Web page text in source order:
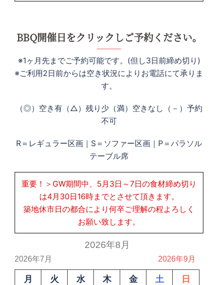
BBQ開催日をクリックしご予約ください。
※1ヶ月先までご予約可能です。(但し3日前締め切り)
※ご利用2日前からは空き状況によりお電話にて承りま
す。
（◎）空き有（△）残り少（満）空きなし（－）予約
不可
R＝レギュラー区画｜S＝ソファー区画｜P＝パラソル
テーブル席
重要！＞GW期間中、5月3日～7日の食材締め切り
は4月30日16時までとさせて頂きます。
築地休市日の都合により何卒ご理解の程よろしく
お願い致します。
2026年8月
2026年7月 2026年9月
月 火 水 木 金 土 日